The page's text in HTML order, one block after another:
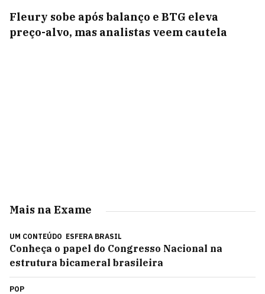
Fleury sobe após balanço e BTG eleva
preço-alvo, mas analistas veem cautela
Mais na Exame
UM CONTEÚDO ESFERA BRASIL
Conheça o papel do Congresso Nacional na
estrutura bicameral brasileira
POP